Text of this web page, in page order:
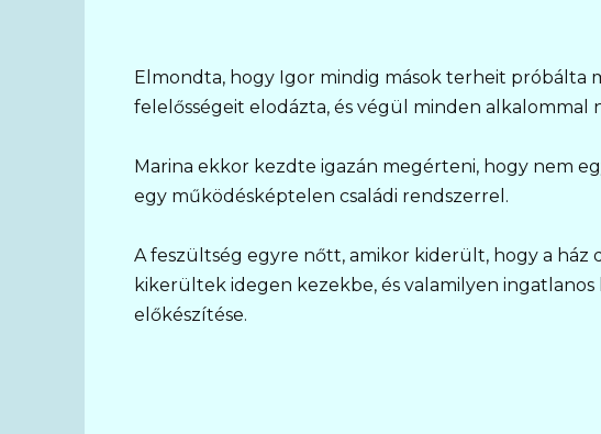
Elmondta, hogy Igor mindig mások terheit próbálta
felelősségeit elodázta, és végül minden
Marina ekkor kezdte igazán megérteni, hogy nem
egy működésképtelen családi rendszerrel.
A feszültség egyre nőtt, amikor kiderült, hogy a
kikerültek idegen kezekbe, és valamilyen
előkészítése.